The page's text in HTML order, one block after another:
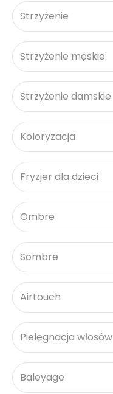
Strzyżenie
Strzyżenie męskie
Strzyżenie damskie
Koloryzacja
Fryzjer dla dzieci
Ombre
Sombre
Airtouch
Pielęgnacja włosów
Baleyage